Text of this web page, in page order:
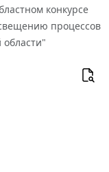
конкурсе
процессов
области"